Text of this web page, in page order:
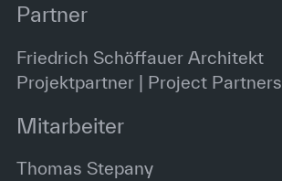
Partner
Friedrich Schöffauer Architekt
Projektpartner | Project Partners
Mitarbeiter
Thomas Stepany